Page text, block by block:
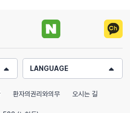
LANGUAGE
환자의권리와의무 오시는 길